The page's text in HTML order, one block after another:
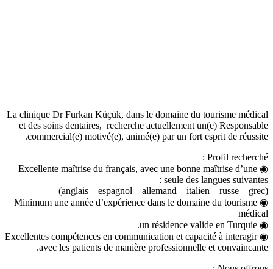
La clinique Dr Furkan Küçük, dans le domaine du tourisme médical
et des soins dentaires, recherche actuellement un(e) Responsable
commercial(e) motivé(e), animé(e) par un fort esprit de réussite.
Profil recherché :
◉ Excellente maîtrise du français, avec une bonne maîtrise d’une
seule des langues suivantes :
(anglais – espagnol – allemand – italien – russe – grec)
◉ Minimum une année d’expérience dans le domaine du tourisme
médical
◉ un résidence valide en Turquie.
◉ Excellentes compétences en communication et capacité à interagir
avec les patients de manière professionnelle et convaincante.